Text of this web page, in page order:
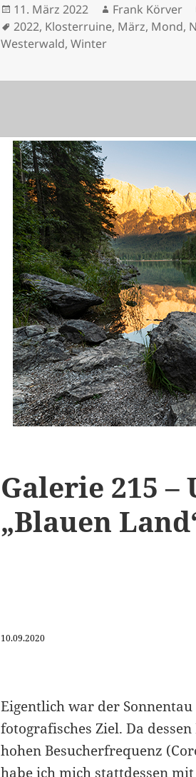
Veröffentlicht
am
11. März 2022 Autor
Frank Körver
Schlagwörter
2022, Klosterruine, März, Mond,
Westerwald,Winter
Galerie 215
„Blauen
10.09.2020
Eigentlich war der
fotografisches Ziel. Da
hohen Besucherfrequenz
habe ich mich stattdessen